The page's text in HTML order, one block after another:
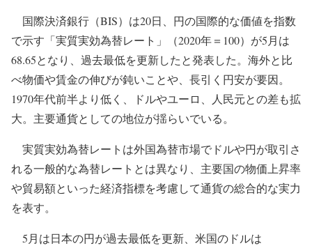
国際決済銀行（BIS）は20日、円の国際的な価値を指数
で示す「実質実効為替レート」（2020年＝100）が5月は
68.65となり、過去最低を更新したと発表した。海外と比
べ物価や賃金の伸びが鈍いことや、長引く円安が要因。
1970年代前半より低く、ドルやユーロ、人民元との差も拡
大。主要通貨としての地位が揺らいでいる。
実質実効為替レートは外国為替市場でドルや円が取引さ
れる一般的な為替レートとは異なり、主要国の物価上昇率
や貿易額といった経済指標を考慮して通貨の総合的な実力
を表す。
5月は日本の円が過去最低を更新、米国のドルは